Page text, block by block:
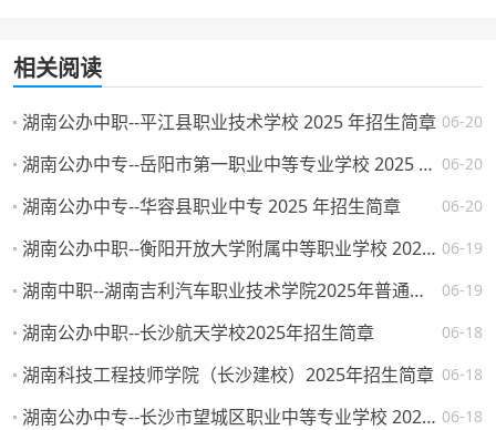
相关阅读
06-20
湖南公办中职--平江县职业技术学校 2025 年招生简章
06-20
湖南公办中专--岳阳市第一职业中等专业学校 2025 年招生简章
06-20
湖南公办中专--华容县职业中专 2025 年招生简章
06-19
湖南公办中职--衡阳开放大学附属中等职业学校 2025 年招生简章
06-19
湖南中职--湖南吉利汽车职业技术学院2025年普通高校招生章程
06-18
湖南公办中职--长沙航天学校2025年招生简章
06-18
湖南科技工程技师学院（长沙建校）2025年招生简章
06-18
湖南公办中专--长沙市望城区职业中等专业学校 2025 年招生简章